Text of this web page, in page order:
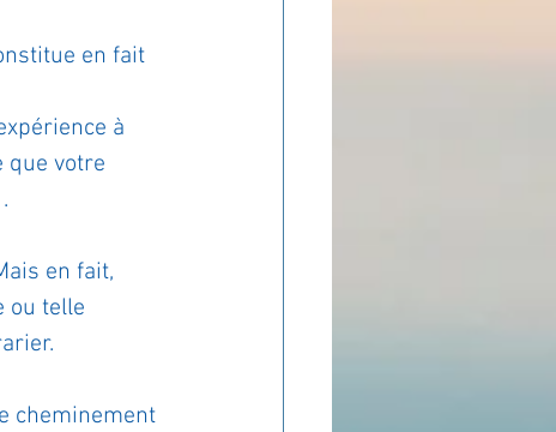
en fait
à
que votre
en fait,
ou telle
cheminement